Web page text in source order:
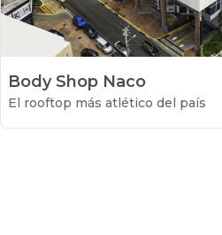
Body Shop Naco
El rooftop más atlético del país